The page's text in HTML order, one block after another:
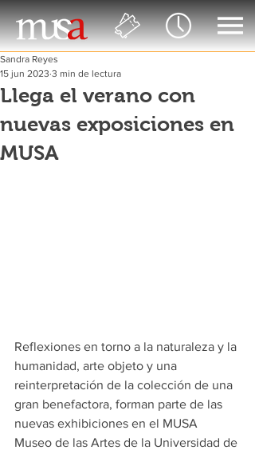
Llega el verano con
nuevas exposiciones en
MUSA
Sandra Reyes
15 jun 2023 3 min de lectura
Reflexiones en torno a la naturaleza y la
humanidad, arte objeto y una
reinterpretación de la colección de una
gran benefactora, forman parte de las
nuevas exhibiciones en el MUSA
Museo de las Artes de la Universidad de